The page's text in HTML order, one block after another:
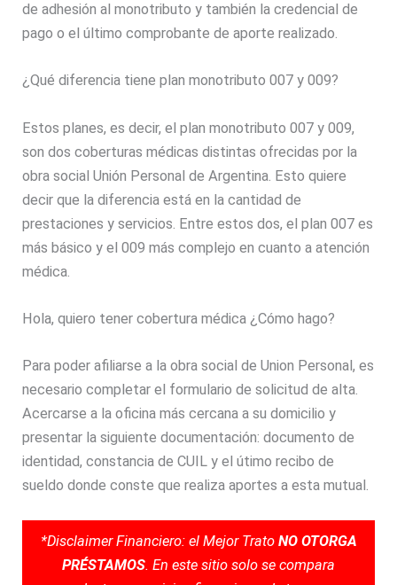
de adhesión al monotributo y también la credencial de
pago o el último comprobante de aporte realizado.
¿Qué diferencia tiene plan monotributo 007 y 009?
Estos planes, es decir, el plan monotributo 007 y 009,
son dos coberturas médicas distintas ofrecidas por la
obra social Unión Personal de Argentina. Esto quiere
decir que la diferencia está en la cantidad de
prestaciones y servicios. Entre estos dos, el plan 007 es
más básico y el 009 más complejo en cuanto a atención
médica.
Hola, quiero tener cobertura médica ¿Cómo hago?
Para poder afiliarse a la obra social de Union Personal, es
necesario completar el formulario de solicitud de alta.
Acercarse a la oficina más cercana a su domicilio y
presentar la siguiente documentación: documento de
identidad, constancia de CUIL y el útimo recibo de
sueldo donde conste que realiza aportes a esta mutual.
*Disclaimer Financiero: el Mejor Trato NO OTORGA
PRÉSTAMOS. En este sitio solo se compara